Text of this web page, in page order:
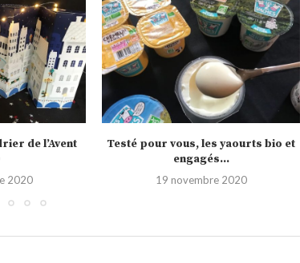
yaourts bio et
2020
Noël 2020, les nouveautés Picard
10 novembre 2020